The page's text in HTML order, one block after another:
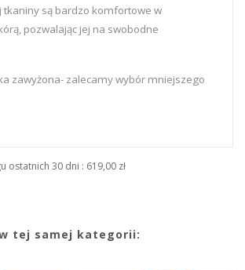
tkaniny są bardzo komfortowe w
pozwalając jej na swobodne
zawyżona- zalecamy wybór mniejszego
ostatnich 30 dni : 619,00 zł
tej samej kategorii: